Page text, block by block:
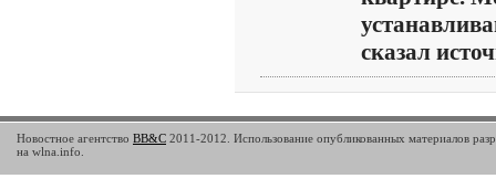
сказал
Новостное агентство BB&C 2011-2012. Использование опубликованных материалов
на wlna.info.